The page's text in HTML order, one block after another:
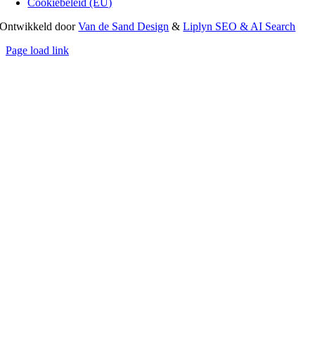
Cookiebeleid (EU)
Ontwikkeld doorVan de Sand Design &Liplyn SEO & AI Search
Page load link